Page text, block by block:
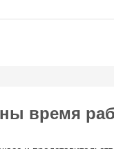
время